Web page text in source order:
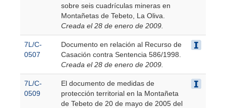
sobre seis cuadrículas mineras en
Montañetas de Tebeto, La Oliva.
Creada el 28 de enero de 2009.
7L/C-
0507
Documento en relación al Recurso de
Casación contra Sentencia 586/1998.
Creada el 28 de enero de 2009.
7L/C-
0509
El documento de medidas de
protección territorial en la Montañeta
de Tebeto de 20 de mayo de 2005 del